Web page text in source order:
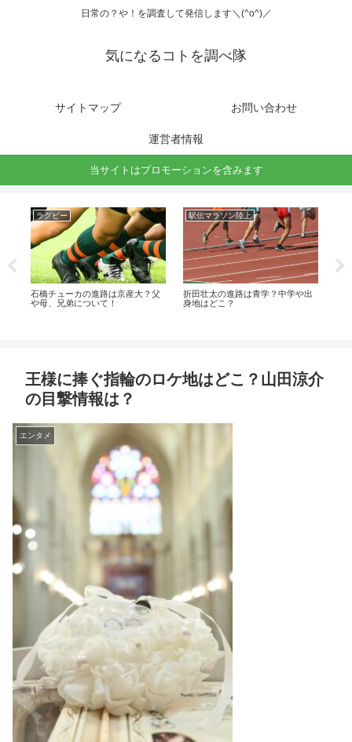
日常の？や！を調査して発信します＼(^o^)／
気になるコトを調べ隊
サイトマップ お問い合わせ
運営者情報
当サイトはプロモーションを含みます
ラグビー
石橋チューカの進路は京産大？父
や母、兄弟について！
駅伝マラソン陸上
折田壮太の進路は青学？中学や出
身地はどこ？
王様に捧ぐ指輪のロケ地はどこ？山田涼介
の目撃情報は？
エンタメ